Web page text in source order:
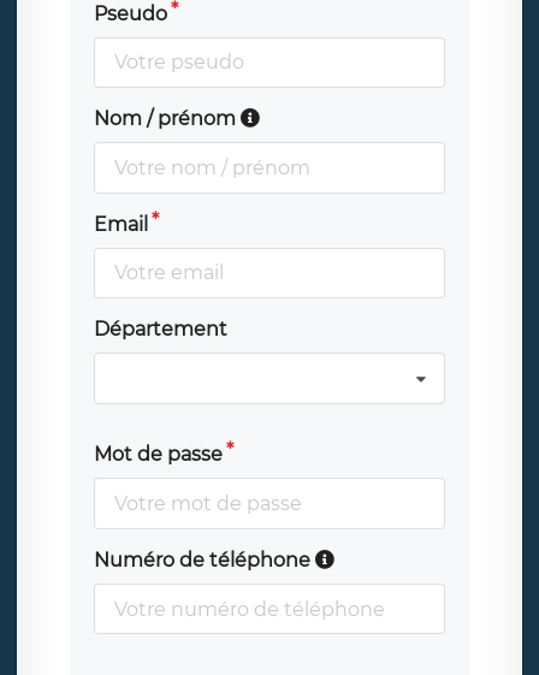
Pseudo
Nom / prénom
Email
Département
Mot de passe
Numéro de téléphone